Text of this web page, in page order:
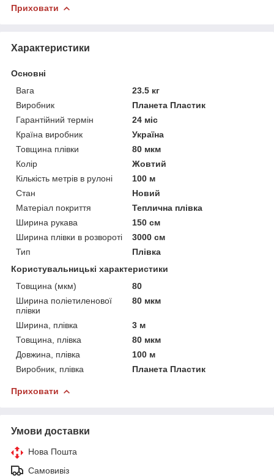
Приховати
Характеристики
Основні
Вага
23.5 кг
Виробник
Планета Пластик
Гарантійний термін
24 міс
Країна виробник
Україна
Товщина плівки
80 мкм
Колір
Жовтий
Кількість метрів в рулоні
100 м
Стан
Новий
Матеріал покриття
Теплична плівка
Ширина рукава
150 см
Ширина плівки в розвороті
3000 см
Тип
Плівка
Користувальницькі характеристики
Товщина (мкм)
80
Ширина поліетиленової
плівки
80 мкм
Ширина, плівка
3 м
Товщина, плівка
80 мкм
Довжина, плівка
100 м
Виробник, плівка
Планета Пластик
Приховати
Умови доставки
Нова Пошта
Самовивіз